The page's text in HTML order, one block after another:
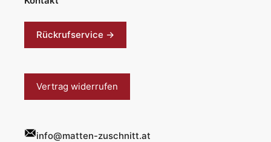
Rückrufservice →
Vertrag widerrufen
info@matten-zuschnitt.at